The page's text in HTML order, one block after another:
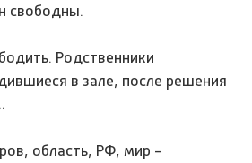
свободны.
Родственники
в зале, после решения
область, РФ, мир -